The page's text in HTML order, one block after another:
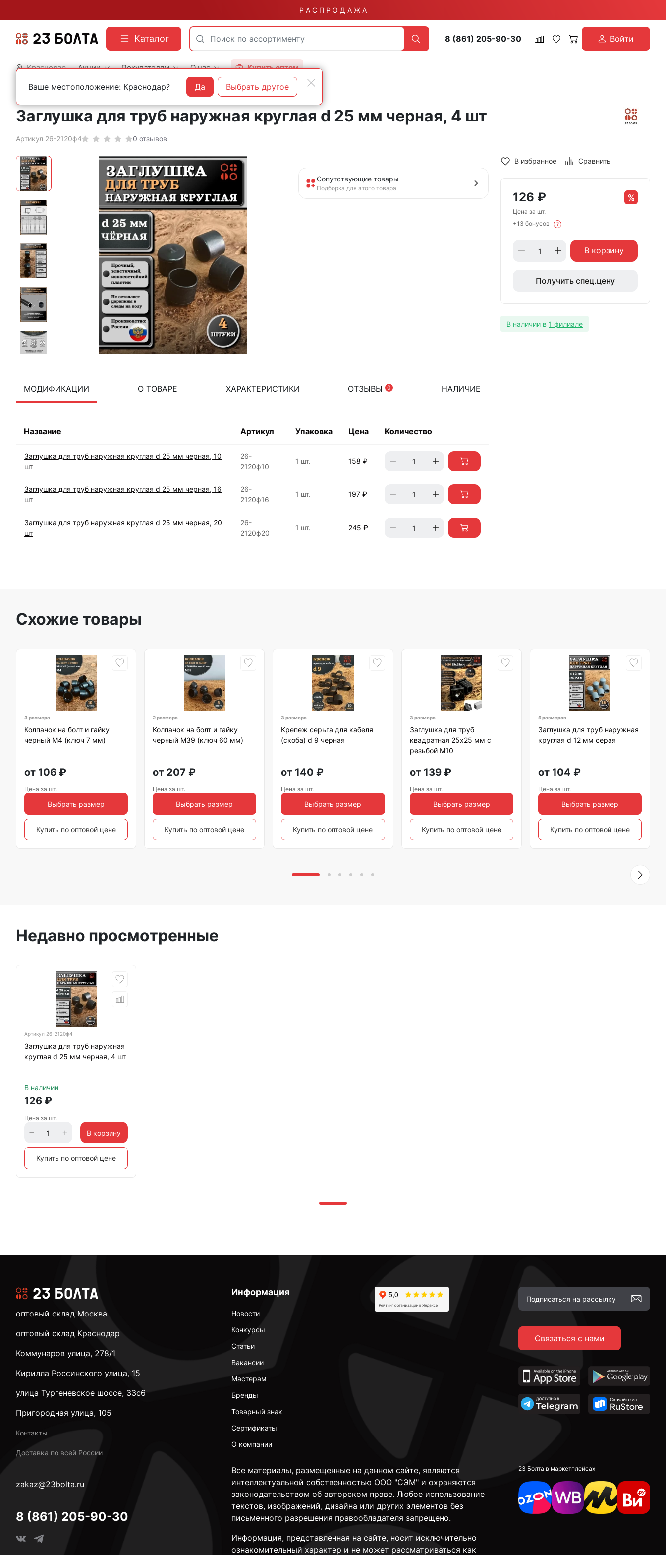
Р А С П Р О Д А Ж А
Каталог 8 (861) 205-90-30 Войти
Краснодар Акции Покупателям О нас Купить оптом
Главная Фасованный крепеж Пластиковая фурнитура
Заглушка для труб наружная круглая d 25 мм черная, 4 шт
Артикул 26-2120ф4 0 отзывов
Сопутствующие товары
Подборка для этого товара
МОДИФИКАЦИИ О ТОВАРЕ ХАРАКТЕРИСТИКИ ОТЗЫВЫ 0 НАЛИЧИЕ
Название Артикул Упаковка Цена Количество
Заглушка для труб наружная круглая d 25 мм черная, 10
шт
26-
2120ф10
1 шт. 158 ₽
Заглушка для труб наружная круглая d 25 мм черная, 16
шт
26-
2120ф16
1 шт. 197 ₽
Заглушка для труб наружная круглая d 25 мм черная, 20
шт
26-
2120ф20
1 шт. 245 ₽
В избранное Сравнить
126 ₽
Цена за шт.
+13 бонусов
?
В корзину
Получить спец.цену
В наличии в 1 филиале
Схожие товары
3 размера
Колпачок на болт и гайку
черный M4 (ключ 7 мм)
от 106 ₽
Цена за шт.
Выбрать размер
Купить по оптовой цене
2 размера
Колпачок на болт и гайку
черный M39 (ключ 60 мм)
от 207 ₽
Цена за шт.
Выбрать размер
Купить по оптовой цене
3 размера
Крепеж серьга для кабеля
(скоба) d 9 черная
от 140 ₽
Цена за шт.
Выбрать размер
Купить по оптовой цене
3 размера
Заглушка для труб
квадратная 25х25 мм с
резьбой М10
от 139₽
Цена за шт.
Выбрать размер
Купить по оптовой цене
5 размеров
Заглушка для труб наружная
круглая d 12 мм серая
от 104 ₽
Цена за шт.
Выбрать размер
Купить по оптовой цене
Недавно просмотренные
Артикул 26-2120ф4
Заглушка для труб наружная
круглая d 25 мм черная, 4 шт
В наличии
126 ₽
Цена за шт.
В корзину
Купить по оптовой цене
Информация
Новости
Конкурсы
Статьи
Вакансии
Мастерам
Бренды
Товарный знак
Сертификаты
О компании
Связаться с нами
Все материалы, размещенные на данном сайте, являются
интеллектуальной собственностью ООО "СЭМ" и охраняются
законодательством об авторском праве. Любое использование
текстов, изображений, дизайна или других элементов без
письменного разрешения правообладателя запрещено.
Информация, представленная на сайте, носит исключительно
ознакомительный характер и не может рассматриваться как
23 Болта в маркетплейсах
оптовый склад Москва
оптовый склад Краснодар
Коммунаров улица, 278/1
Кирилла Россинского улица, 15
улица Тургеневское шоссе, 33с6
Пригородная улица, 105
Контакты
Доставка по всей России
zakaz@23bolta.ru
8 (861) 205-90-30
Ваше местоположение: Краснодар? Да Выбрать другое